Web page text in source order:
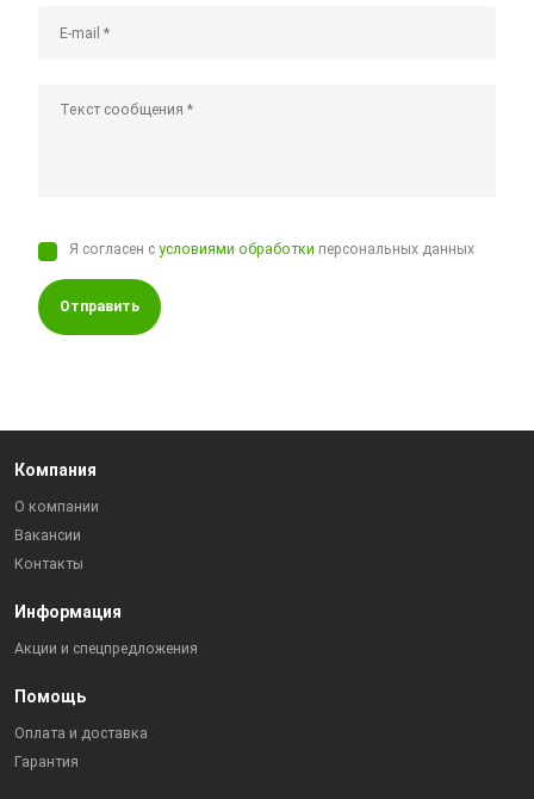
Я согласен сусловиями обработки персональных данных
Отправить
Компания
О компании
Вакансии
Контакты
Информация
Акции и спецпредложения
Помощь
Оплата и доставка
Гарантия